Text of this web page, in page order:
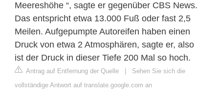
Meereshöhe “, sagte er gegenüber CBS News.
Das entspricht etwa 13.000 Fuß oder fast 2,5
Meilen. Aufgepumpte Autoreifen haben einen
Druck von etwa 2 Atmosphären, sagte er, also
ist der Druck in dieser Tiefe 200 Mal so hoch.
Antrag auf Entfernung der Quelle
Sehen Sie sich die
vollständige Antwort auf translate.google.com an